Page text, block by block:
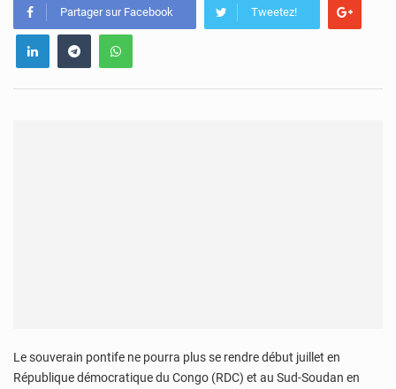
Partager sur Facebook Tweetez!
Le souverain pontife ne pourra plus se rendre début juillet en
République démocratique du Congo (RDC) et au Sud-Soudan en